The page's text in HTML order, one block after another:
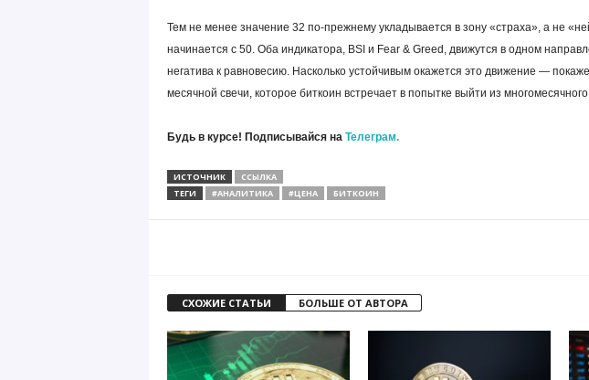
Тем не менее значение 32 по-прежнему укладывается в зону «страха», а не
начинается с 50. Оба индикатора, BSI и Fear & Greed, движутся в одном
негатива к равновесию. Насколько устойчивым окажется это движение —
месячной свечи, которое биткоин встречает в попытке выйти из
Будь в курсе! Подписывайся на Телеграм.
ИСТОЧНИК
ССЫЛКА
ТЕГИ
#АНАЛИТИКА #ЦЕНА БИТКОИН
СХОЖИЕ СТАТЬИ БОЛЬШЕ ОТ АВТОРА